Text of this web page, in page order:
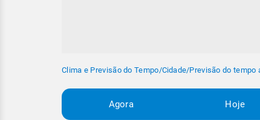
Clima e Previsão do Tempo/Cidade/Previsão do tempo
Agora Hoje